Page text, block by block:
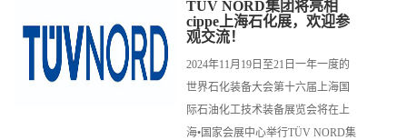
TÜV NORD集团将亮相
cippe上海石化展，欢迎参
观交流！
2024年11月19日至21日一年一度的
世界石化装备大会第十六届上海国
际石油化工技术装备展览会将在上
海•国家会展中心举行TÜV NORD集